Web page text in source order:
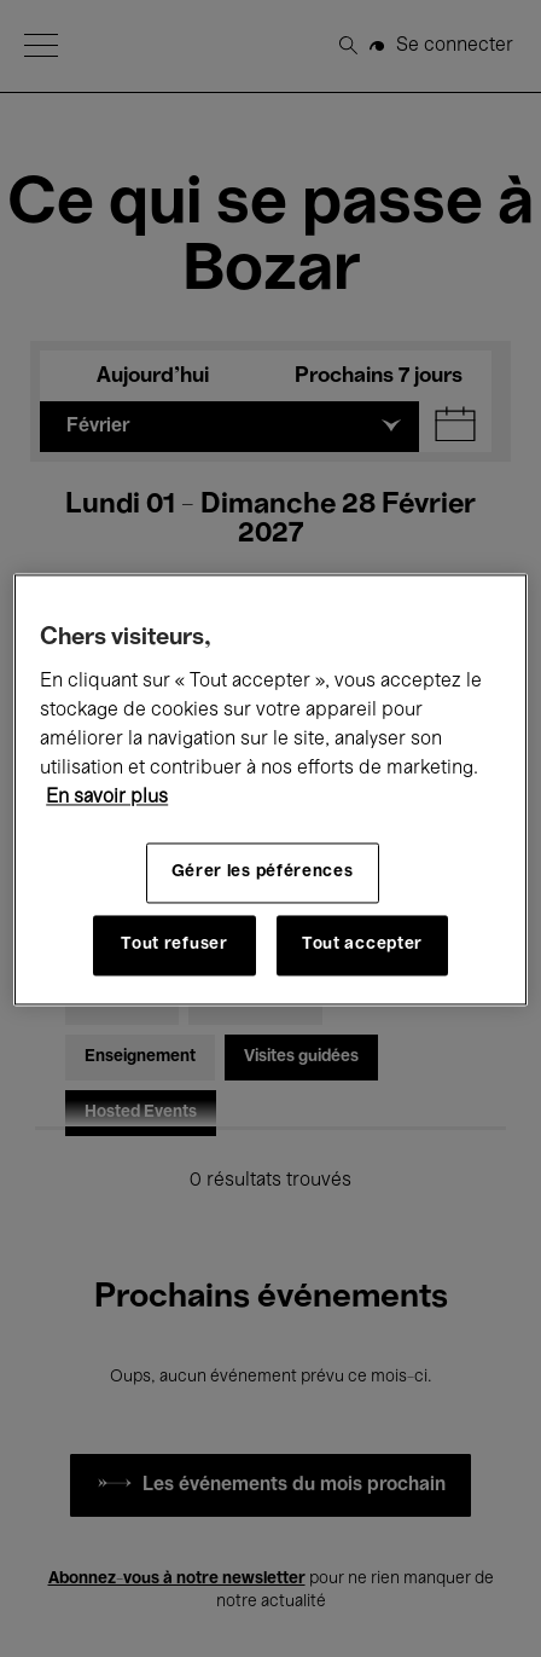
Open Menu
Rechercher
Se connecter
Ce qui se passe à
Bozar
Aujourd'hui Prochains 7 jours
Février
Lundi 01 - Dimanche 28 Février
2027
Tous les événements Concerts
Expositions Films Performances
Rencontres & Débats
Musique classique Global Music
Musique électronique
Pour tous Kids’ Palace
Enseignement Visites guidées
Hosted Events
0 résultats trouvés
Prochains événements
Oups, aucun événement prévu ce mois-ci.
Les événements du mois prochain
Abonnez-vous à notre newsletterpour ne rien manquer de
notre actualité
Chers visiteurs,
En cliquant sur « Tout accepter », vous acceptez le
stockage de cookies sur votre appareil pour
améliorer la navigation sur le site, analyser son
utilisation et contribuer à nos efforts de marketing.
En savoir plus
Gérer les péférences
Tout refuser Tout accepter